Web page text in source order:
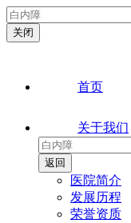
首页
关于我们
医院简介
发展历程
荣誉资质